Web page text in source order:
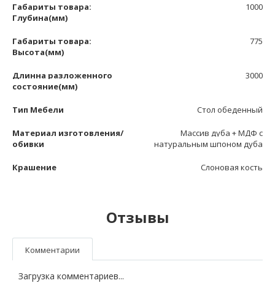
Габариты товара:
Глубина(мм)
1000
Габариты товара:
Высота(мм)
775
Длинна разложенного
состояние(мм)
3000
Тип Мебели Стол обеденный
Материал изготовления/
обивки
Массив дуба + МДФ с
натуральным шпоном дуба
Крашение Слоновая кость
Отзывы
Комментарии
Загрузка комментариев...